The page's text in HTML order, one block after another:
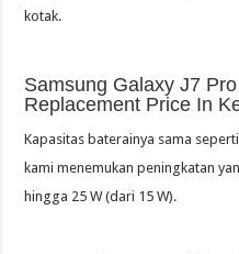
kotak.
Samsung Galaxy J7
Replacement Price In
Kapasitas baterainya sama
kami menemukan peningkatan
hingga 25 W (dari 15 W).